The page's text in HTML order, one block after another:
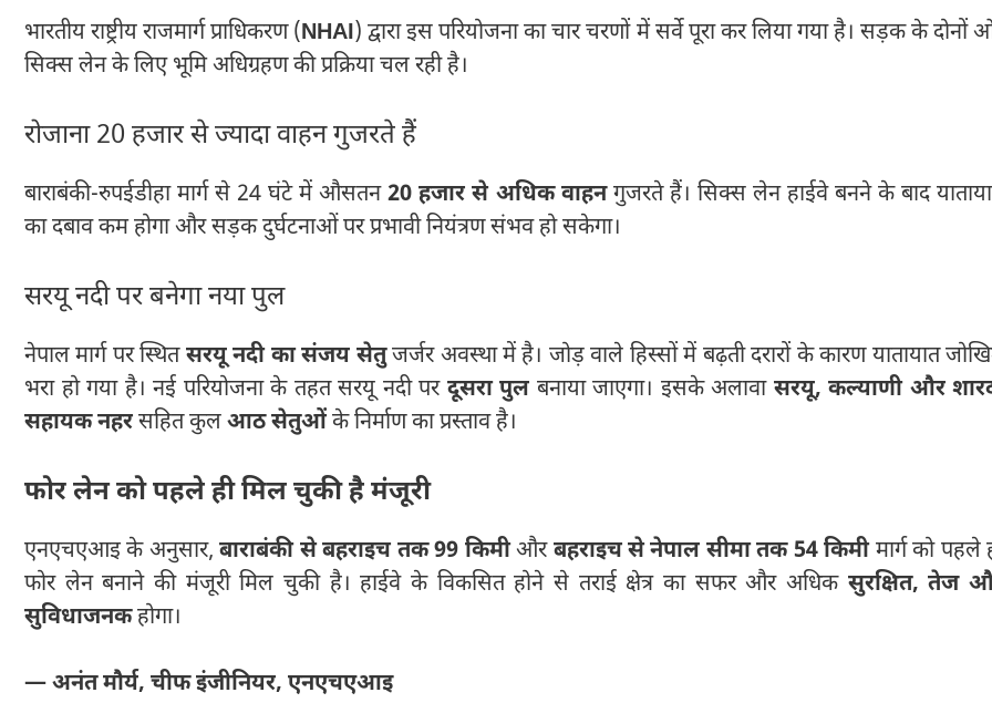
भारतीय राष्ट्रीय राजमार्ग प्राधिकरण (NHAI) द्वारा इस परियोजना का चार चरणों में सर्वे पूरा कर लिया गया है। सड़क के दोनों
सिक्स लेन के लिए भूमि अधिग्रहण की प्रक्रिया चल रही है।
रोजाना 20 हजार से ज्यादा वाहन गुजरते हैं
बाराबंकी-रुपईडीहा मार्ग से 24 घंटे में औसतन20 हजार से अधिक वाहनगुजरते हैं। सिक्स लेन हाईवे बनने के बाद
का दबाव कम होगा और सड़क दुर्घटनाओं पर प्रभावी नियंत्रण संभव हो सकेगा।
सरयू नदी पर बनेगा नया पुल
नेपाल मार्ग पर स्थितसरयू नदी का संजय सेतुजर्जर अवस्था में है। जोड़ वाले हिस्सों में बढ़ती दरारों के कारण यातायात
भरा हो गया है। नई परियोजना के तहत सरयू नदी पर दूसरा पुल बनाया जाएगा। इसके अलावा सरयू, कल्याणी और
सहायक नहरसहित कुलआठ सेतुओंके निर्माण का प्रस्ताव है।
फोर लेन को पहले ही मिल चुकी है मंजूरी
एनएचएआइ के अनुसार,बाराबंकी से बहराइच तक 99 किमीऔरबहराइच से नेपाल सीमा तक 54 किमीमार्ग को पहले
फोर लेन बनाने की मंजूरी मिल चुकी है। हाईवे के विकसित होने से तराई क्षेत्र का सफर और अधिक सुरक्षित, तेज
सुविधाजनकहोगा।
— अनंत मौर्य, चीफ इंजीनियर, एनएचएआइ